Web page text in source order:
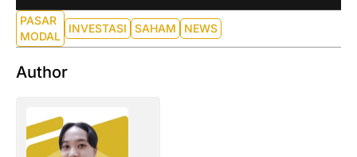
PASAR
MODAL
INVESTASI SAHAM NEWS
Author